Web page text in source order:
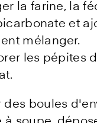
la farine, la
et
mélanger.
les pépites
des boules